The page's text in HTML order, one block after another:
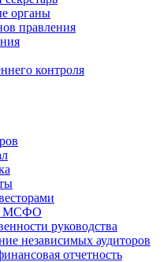
органы
правления
контроля
МСФО
руководства
независимых аудиторов
отчетность